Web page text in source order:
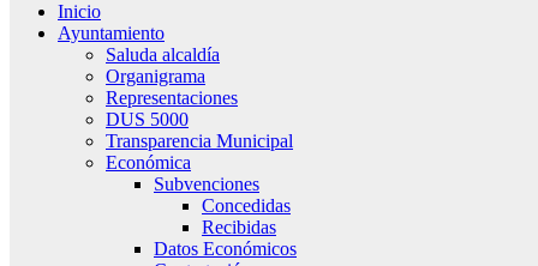
Inicio
Ayuntamiento
Saluda alcaldía
Organigrama
Representaciones
DUS 5000
Transparencia Municipal
Económica
Subvenciones
Concedidas
Recibidas
Datos Económicos